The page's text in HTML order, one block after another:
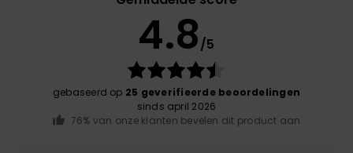
4.8/5
gebaseerd op 25 geverifieerde beoordelingen
sinds april 2026
76% van onze klanten bevelen dit product aan